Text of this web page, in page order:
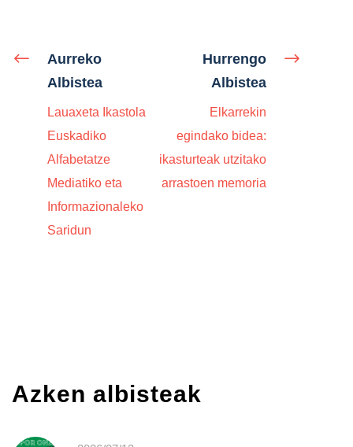
Aurreko
Albistea
Lauaxeta Ikastola
Euskadiko
Alfabetatze
Mediatiko eta
Informazionaleko
Saridun
Hurrengo
Albistea
Elkarrekin
egindako bidea:
ikasturteak utzitako
arrastoen memoria
Azken albisteak